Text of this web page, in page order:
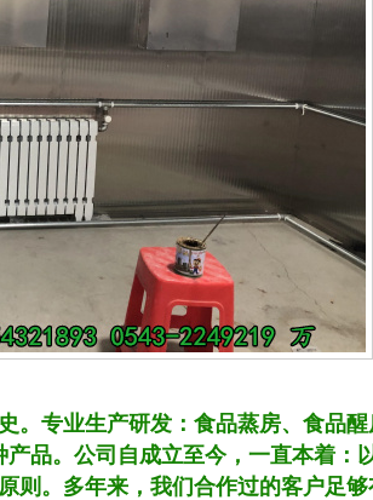
。专业生产研发：食品蒸房、食品
品。公司自成立至今，一直本着：
。多年来，我们合作过的客户足